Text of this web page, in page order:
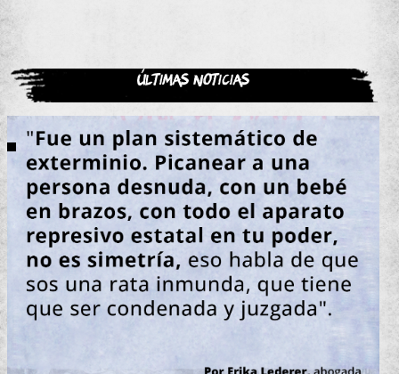
Últimas noticias